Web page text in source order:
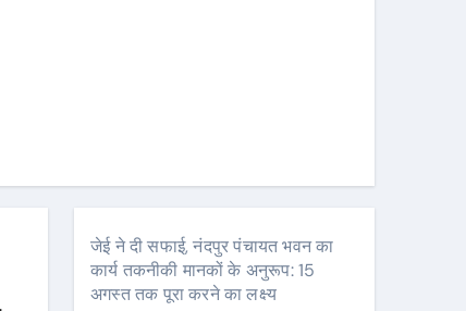
जेई ने दी सफाई, नंदपुर पंचायत भवन का
कार्य तकनीकी मानकों के अनुरूप: 15
अगस्त तक पूरा करने का लक्ष्य